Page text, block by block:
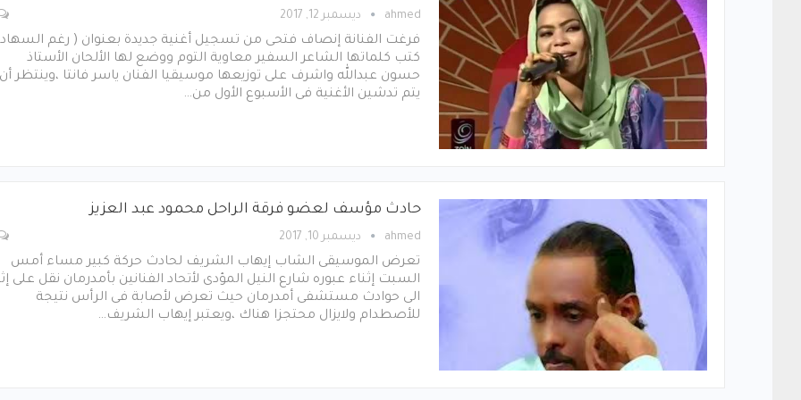
ahmed ديسمبر 12, 2017
فرغت الفنانة إنصاف فتحى من تسجيل أغنية جديدة بعنوان ( رغم
كتب كلماتها الشاعر السفير معاوية التوم ووضع لها الألحان الأستاذ
حسون عبدالله واشرف على توزيعها موسيقيا الفنان ياسر فانتا ،وينتظر أن
يتم تدشين الأغنية فى الأسبوع الأول من…
حادث مؤسف لعضو فرقة الراحل محمود عبد العزيز
ahmed ديسمبر 10, 2017
تعرض الموسيقى الشاب إيهاب الشريف لحادث حركة كبير مساء أمس
السبت إثناء عبوره شارع النيل المؤدى لأتحاد الفنانين بأمدرمان نقل على
الى حوادث مستشفى أمدرمان حيث تعرض لأصابة فى الرأس نتيجة
للأصطدام ولايزال محتجزا هناك ،ويعتبر إيهاب الشريف…